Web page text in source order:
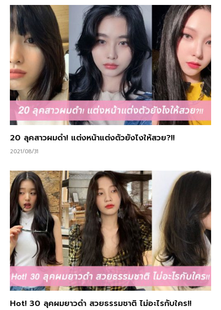
20 ลุคสาวผมดำ! แต่งหน้าแต่งตัวยังไงให้สวย?!!
2021/08/31
Hot! 30 ลุคผมยาวดำ สวยธรรมชาติ ไม่อะไรกับใคร!!